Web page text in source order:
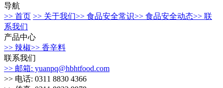
导航
>> 首页 >> 关于我们>> 食品安全常识>> 食品安全动态>> 联
系我们
产品中心
>> 辣椒>> 香辛料
联系我们
>> 邮箱: yuanpq@hbhtfood.com
>> 电话: 0311 8830 4366